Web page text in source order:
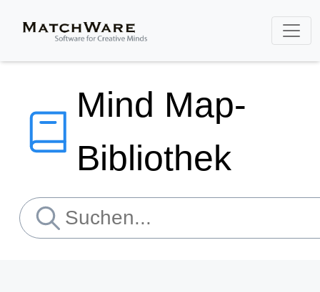
Mind Map-
Bibliothek